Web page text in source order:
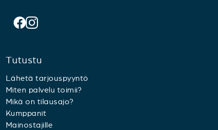
Tutustu
Lähetä tarjouspyyntö
Miten palvelu toimii?
Mikä on tilausajo?
Kumppanit
Mainostajille